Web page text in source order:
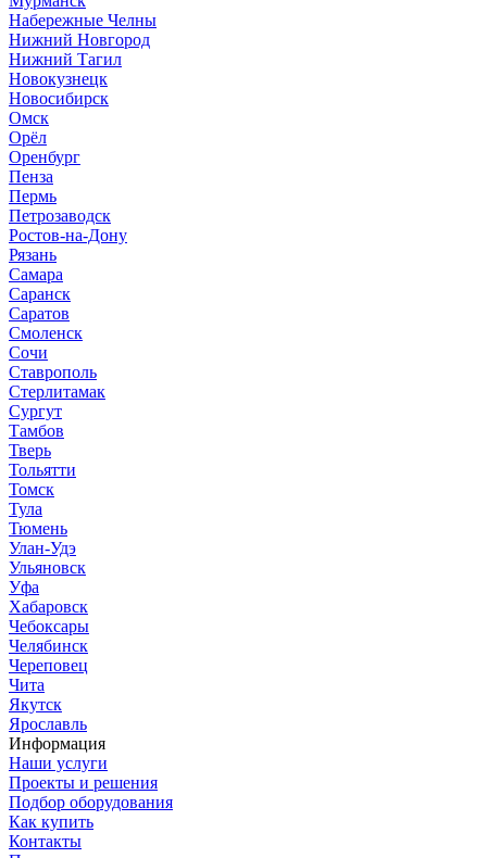
Набережные Челны
Нижний Новгород
Нижний Тагил
Новокузнецк
Новосибирск
Омск
Орёл
Оренбург
Пенза
Пермь
Петрозаводск
Ростов-на-Дону
Рязань
Самара
Саранск
Саратов
Смоленск
Сочи
Ставрополь
Стерлитамак
Сургут
Тамбов
Тверь
Тольятти
Томск
Тула
Тюмень
Улан-Удэ
Ульяновск
Уфа
Хабаровск
Чебоксары
Челябинск
Череповец
Чита
Якутск
Ярославль
Информация
Наши услуги
Проекты и решения
Подбор оборудования
Как купить
Контакты